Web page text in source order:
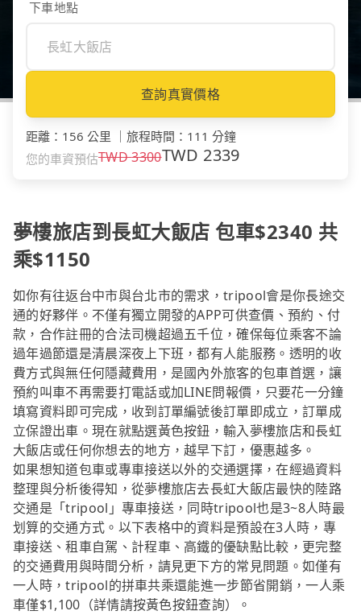
下車地點
查詢真實價格
距離 ： 156 公里 旅程時間 ： 111 分鐘
您的車資預估TWD3300TWD 2339
夢樓旅店到長虹大飯店 包車$2340 共
乘$1150
如你有往返台中市與台北市的需求，tripool會是你長途交
通的好夥伴。不僅有獨立開發的APP可供查價、預約、付
款，合作註冊的合法司機超過五千位，確保每位乘客不論
過年過節還是清晨深夜上下班，都有人能服務。透明的收
費方式與無任何隱藏費用，是國內外旅客的包車首選，讓
預約叫車不再需要打電話或加LINE問報價，只要花一分鐘
填寫資料即可完成，收到訂單編號後訂單即成立，訂單成
立保證出車。現在就點選黃色按鈕，輸入夢樓旅店和長虹
大飯店或任何你想去的地方，越早下訂，優惠越多。
如果想知道包車或專車接送以外的交通選擇，在經過資料
整理與分析後得知，從夢樓旅店去長虹大飯店最快的陸路
交通是「tripool」專車接送，同時tripool也是3~8人時最
划算的交通方式。以下表格中的資料是預設在3人時，專
車接送、租車自駕、計程車、高鐵的優缺點比較，更完整
的交通費用與時間分析，請見更下方的常見問題。如僅有
一人時，tripool的拼車共乘還能進一步節省開銷，一人乘
車僅$1,100（詳情請按黃色按鈕查詢）。